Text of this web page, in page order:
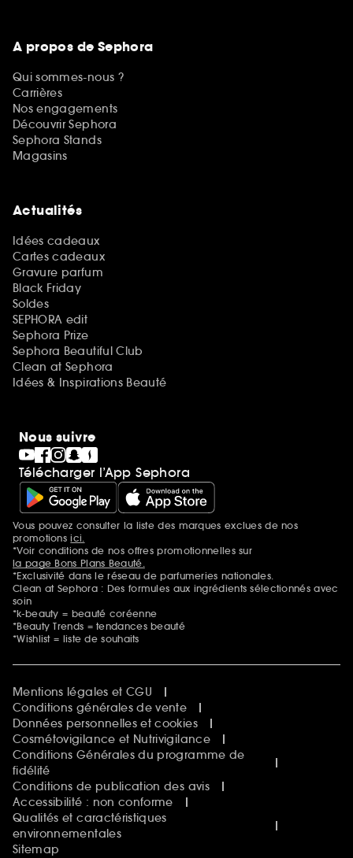
A propos de Sephora
Qui sommes-nous ?
Carrières
Nos engagements
Découvrir Sephora
Sephora Stands
Magasins
Actualités
Idées cadeaux
Cartes cadeaux
Gravure parfum
Black Friday
Soldes
SEPHORA edit
Sephora Prize
Sephora Beautiful Club
Clean at Sephora
Idées & Inspirations Beauté
Nous suivre
Télécharger l’App Sephora
Mentions additionnelles
Vous pouvez consulter la liste des marques exclues de nos
promotionsici.
*Voir conditions de nos offres promotionnelles sur
la page Bons Plans Beauté.
*Exclusivité dans le réseau de parfumeries nationales.
Clean at Sephora : Des formules aux ingrédients sélectionnés avec
soin
*k-beauty = beauté coréenne
*Beauty Trends = tendances beauté
*Wishlist = liste de souhaits
Mentions légales et CGU
Conditions générales de vente
Données personnelles et cookies
Cosmétovigilance et Nutrivigilance
Conditions Générales du programme de
fidélité
Conditions de publication des avis
Accessibilité : non conforme
Qualités et caractéristiques
environnementales
Sitemap